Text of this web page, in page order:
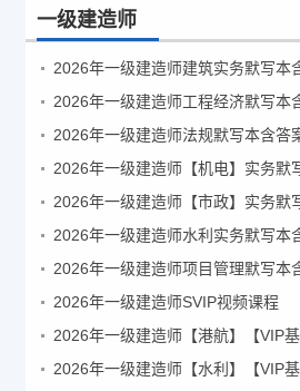
一级建造师
2026年一级建造师建筑实务默写本
2026年一级建造师工程经济默写本
2026年一级建造师法规默写本含答
2026年一级建造师【机电】实务默
2026年一级建造师【市政】实务默
2026年一级建造师水利实务默写本
2026年一级建造师项目管理默写本
2026年一级建造师SVIP视频课程
2026年一级建造师【港航】【VIP基
2026年一级建造师【水利】【VIP基